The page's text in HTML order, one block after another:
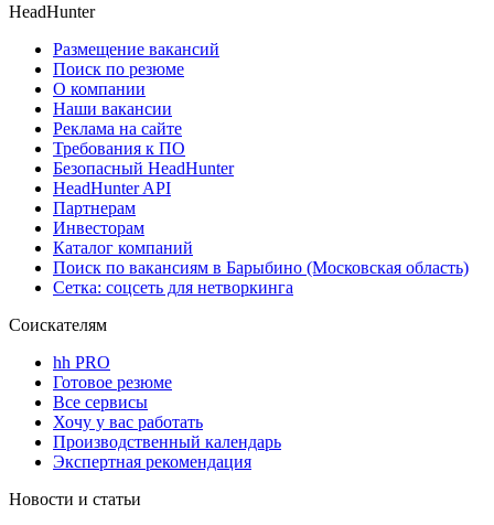
HeadHunter
Размещение вакансий
Поиск по резюме
О компании
Наши вакансии
Реклама на сайте
Требования к ПО
Безопасный HeadHunter
HeadHunter API
Партнерам
Инвесторам
Каталог компаний
Поиск по вакансиям в Барыбино (Московская область)
Сетка: соцсеть для нетворкинга
Соискателям
hh PRO
Готовое резюме
Все сервисы
Хочу у вас работать
Производственный календарь
Экспертная рекомендация
Новости и статьи